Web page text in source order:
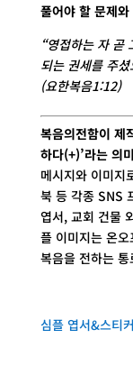
풀어야 할 문제
“영접하는 자 곧
되는 권세를 주셨
(요한복음1:12)
복음의전함이 제
하다(+)’라는 의
메시지와 이미지
북 등 각종 SNS
엽서, 교회 건물
플 이미지는 온
복음을 전하는
심플 엽서&스티